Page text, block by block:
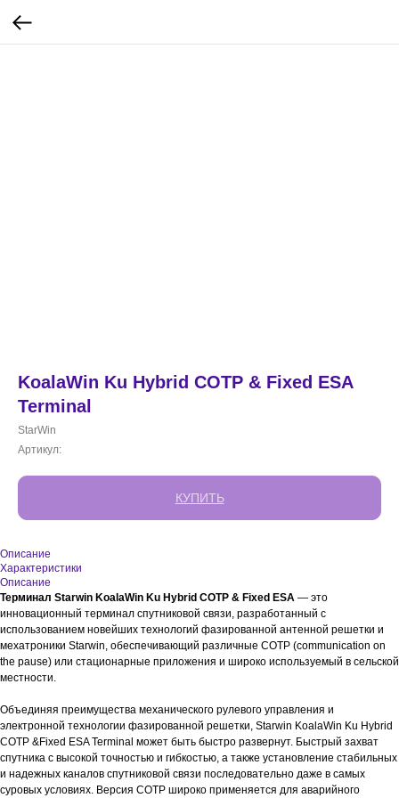
KoalaWin Ku Hybrid COTP & Fixed ESA
Terminal
StarWin
Артикул:
КУПИТЬ
Описание
Характеристики
Описание
Терминал Starwin KoalaWin Ku Hybrid COTP & Fixed ESA — это
инновационный терминал спутниковой связи, разработанный с
использованием новейших технологий фазированной антенной решетки и
мехатроники Starwin, обеспечивающий различные COTP (communication on
the pause) или стационарные приложения и широко используемый в сельской
местности.
Объединяя преимущества механического рулевого управления и
электронной технологии фазированной решетки, Starwin KoalaWin Ku Hybrid
COTP &Fixed ESA Terminal может быть быстро развернут. Быстрый захват
спутника с высокой точностью и гибкостью, а также установление стабильных
и надежных каналов спутниковой связи последовательно даже в самых
суровых условиях. Версия COTP широко применяется для аварийного